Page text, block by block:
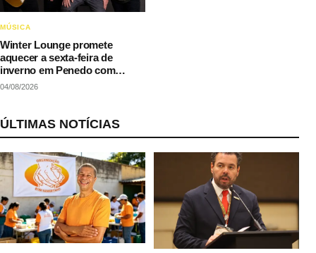
MÚSICA
Winter Lounge promete
aquecer a sexta-feira de
inverno em Penedo com
música e gastronomia
04/08/2026
ÚLTIMAS NOTÍCIAS